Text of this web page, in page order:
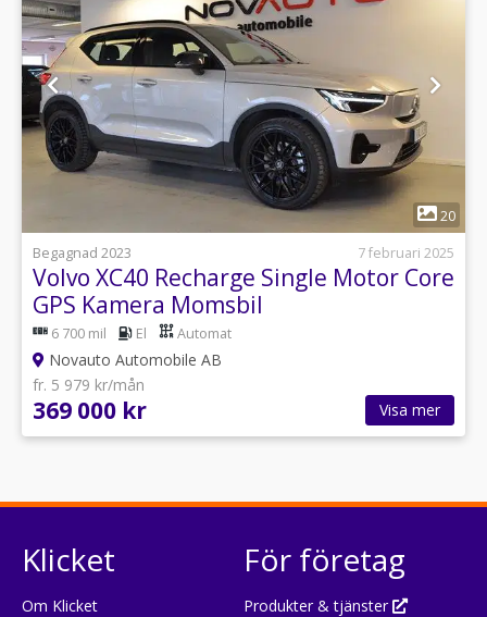
1
20
Begagnad 2023
7 februari 2025
Volvo XC40 Recharge Single Motor Core
GPS Kamera Momsbil
6 700 mil El Automat
Novauto Automobile AB
fr. 5 979 kr/mån
369 000 kr Visa mer
Klicket
Om Klicket
För företag
Produkter & tjänster